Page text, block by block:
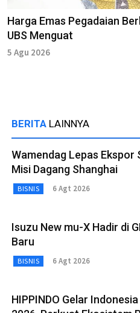
Harga Emas Pegadaian
UBS Menguat
5 Agu 2026
BERITA LAINNYA
Wamendag Lepas Ekspor
Misi Dagang Shanghai
BISNIS 6 Agt 2026
Isuzu New mu-X Hadir di
Baru
BISNIS 6 Agt 2026
HIPPINDO Gelar